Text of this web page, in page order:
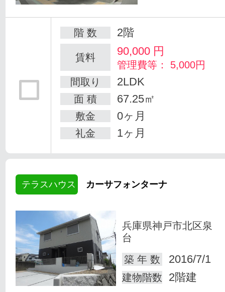
階 数 2階
賃料 90,000 円
管理費等： 5,000円
間取り
2LDK
面 積 67.25㎡
敷金 0ヶ月
礼金 1ヶ月
テラスハウス カーサフォンターナ
兵庫県神戸市北区泉
台
築 年 数
2016/7/1
建物階数 2階建